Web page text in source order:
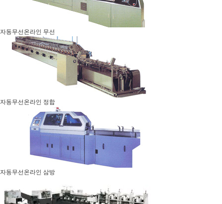
자동무선온라인 무선
자동무선온라인 정합
자동무선온라인 삼방